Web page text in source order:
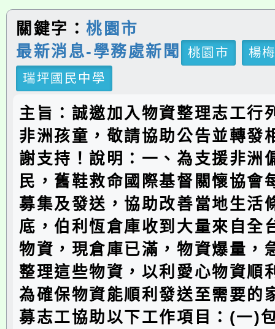
關鍵字：桃園市
最新消息-學務處新聞
桃園市
楊
瑞坪國民中學
主旨：誠邀加入物資整理志工行
非洲孩童，敬請協助公告並轉發
謝支持！說明：一、為支援非洲
民，舊鞋救命國際基督關懷協會
募集及發送，協助改善當地生活
底，伯利恆倉庫收到大量來自全
物資，現倉庫已滿，物資爆量，
整理這些物資，以利愛心物資順
為確保物資能順利發送至需要的
募志工協助以下工作項目：(一)